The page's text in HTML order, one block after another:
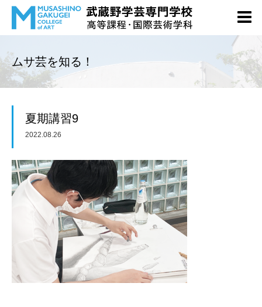
ムサ芸を知る！
夏期講習9
2022.08.26